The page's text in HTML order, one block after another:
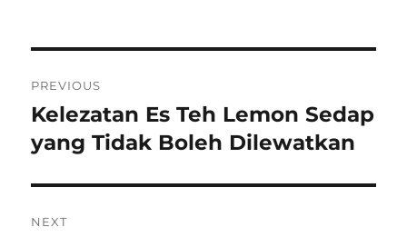
navigation
PREVIOUS
Previous
post:
Kelezatan Es Teh Lemon Sedap
yang Tidak Boleh Dilewatkan
NEXT